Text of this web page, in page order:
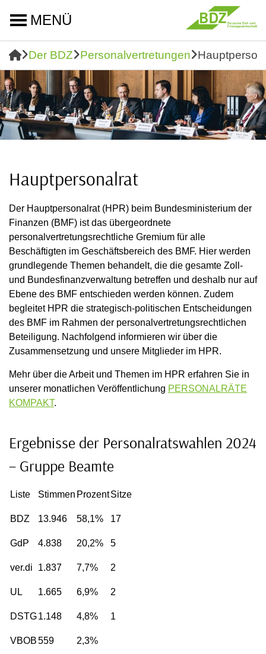
MENÜ
Der BDZ Personalvertretungen
Hauptpersonalrat
Der Hauptpersonalrat (HPR) beim Bundesministerium der
Finanzen (BMF) ist das übergeordnete
personalvertretungsrechtliche Gremium für alle
Beschäftigten im Geschäftsbereich des BMF. Hier werden
grundlegende Themen behandelt, die die gesamte Zoll-
und Bundesfinanzverwaltung betreffen und deshalb nur auf
Ebene des BMF entschieden werden können. Zudem
begleitet HPR die strategisch-politischen Entscheidungen
des BMF im Rahmen der personalvertretungsrechtlichen
Beteiligung. Nachfolgend informieren wir über die
Zusammensetzung und unsere Mitglieder im HPR.
Mehr über die Arbeit und Themen im HPR erfahren Sie in
unserer monatlichen Veröffentlichung PERSONALRÄTE
KOMPAKT.
Ergebnisse der Personalratswahlen 2024
– Gruppe Beamte
Liste Stimmen ProzentSitze
BDZ 13.946 58,1% 17
GdP 4.838 20,2% 5
ver.di 1.837 7,7% 2
UL 1.665 6,9% 2
DSTG1.148 4,8% 1
VBOB559 2,3%